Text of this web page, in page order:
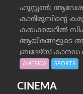
ഹൂസ്റ്റണ്‍:
കാരിരുമ്പിന്റെ
കമ്പക്കയറില്‍
ആയിരങ്ങളുടെ
ബ്രദേഴ്‌സ് കാനഡ
AMERICA SPORTS
CINEMA